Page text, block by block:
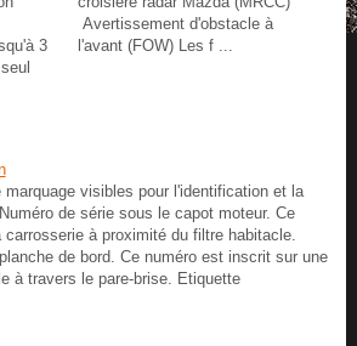
3
Avertissement d'obstacle à
l'avant (FOW) Les f ...
visibles pour l'identification et la
de série sous le capot moteur. Ce
à proximité du filtre habitacle.
de bord. Ce numéro est inscrit sur une
à travers le pare-brise. Etiquette